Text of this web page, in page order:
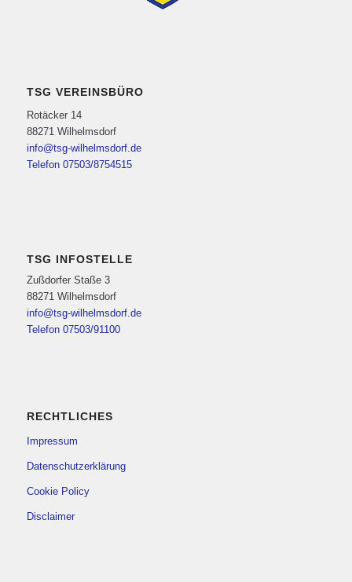
TSG VEREINSBÜRO
Rotäcker 14
88271 Wilhelmsdorf
info@tsg-wilhelmsdorf.de
Telefon 07503/8754515
TSG INFOSTELLE
Zußdorfer Staße 3
88271 Wilhelmsdorf
info@tsg-wilhelmsdorf.de
Telefon 07503/91100
RECHTLICHES
Impressum
Datenschutzerklärung
Cookie Policy
Disclaimer